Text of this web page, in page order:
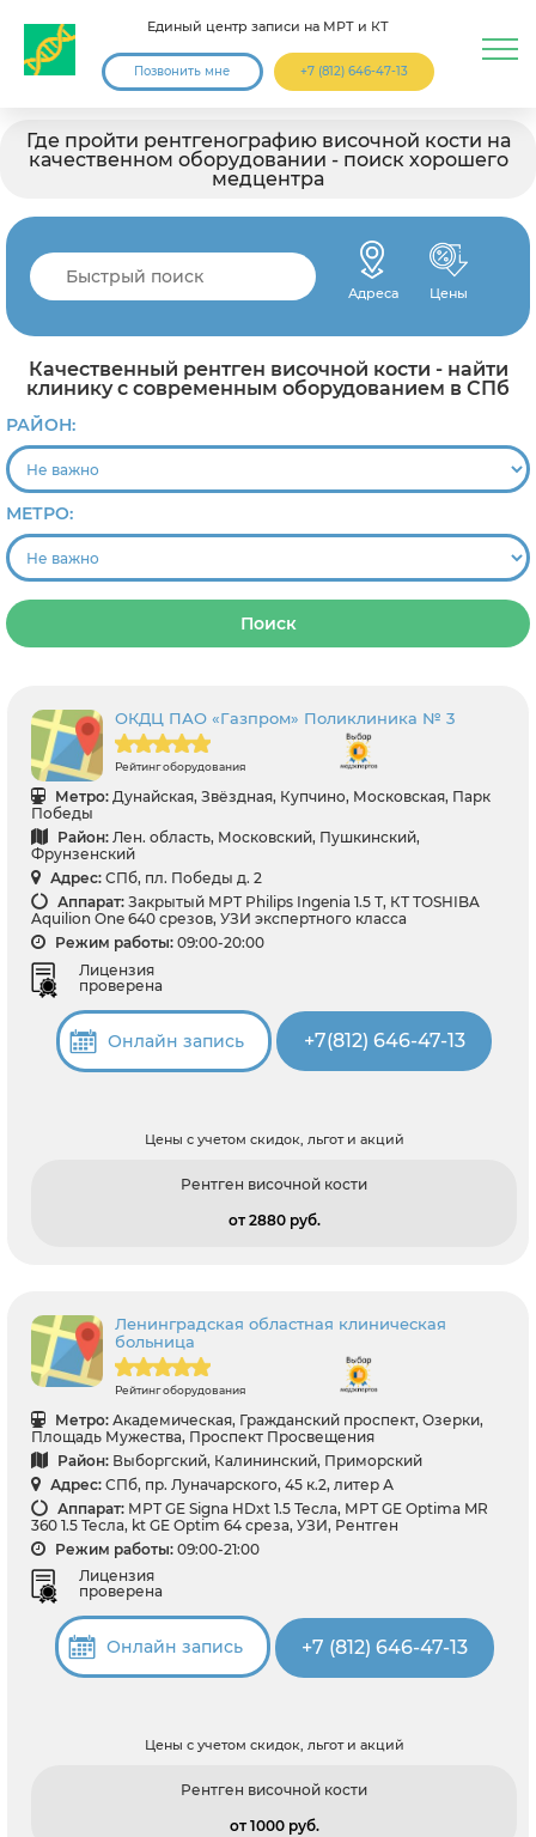
Единый центр записи на МРТ и КТ
Позвонить мне +7 (812) 646-47-13
Где пройти рентгенографию височной кости на
качественном оборудовании - поиск хорошего
медцентра
Адреса Цены
Качественный рентген височной кости - найти
клинику с современным оборудованием в СПб
РАЙОН:
МЕТРО:
Поиск
ОКДЦ ПАО «Газпром» Поликлиника № 3
Рейтинг оборудования
Метро: Дунайская, Звёздная, Купчино, Московская, Парк
Победы
Район: Лен. область, Московский, Пушкинский,
Фрунзенский
Адрес: СПб, пл. Победы д. 2
Аппарат: Закрытый МРТ Philips Ingenia 1.5 Т, КТ TOSHIBA
Aquilion One 640 срезов, УЗИ экспертного класса
Режим работы: 09:00-20:00
Лицензия
проверена
Онлайн запись +7(812) 646-47-13
Цены с учетом скидок, льгот и акций
Рентген височной кости
от 2880 pуб.
Ленинградская областная клиническая
больница
Рейтинг оборудования
Метро: Академическая, Гражданский проспект, Озерки,
Площадь Мужества, Проспект Просвещения
Район: Выборгский, Калининский, Приморский
Адрес: СПб, пр. Луначарского, 45 к.2, литер А
Аппарат: МРТ GE Signa HDxt 1.5 Тесла, МРТ GE Optima MR
360 1.5 Тесла, kt GE Optim 64 среза, УЗИ, Рентген
Режим работы: 09:00-21:00
Лицензия
проверена
Онлайн запись +7 (812) 646-47-13
Цены с учетом скидок, льгот и акций
Рентген височной кости
от 1000 pуб.